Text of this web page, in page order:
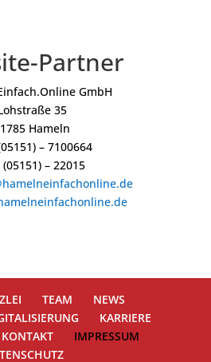
Partner
GmbH
35
Hameln
– 7100664
(05151) – 22015
TEAM
NEWS
KARRIERE
KONTAKT
IMPRESSUM